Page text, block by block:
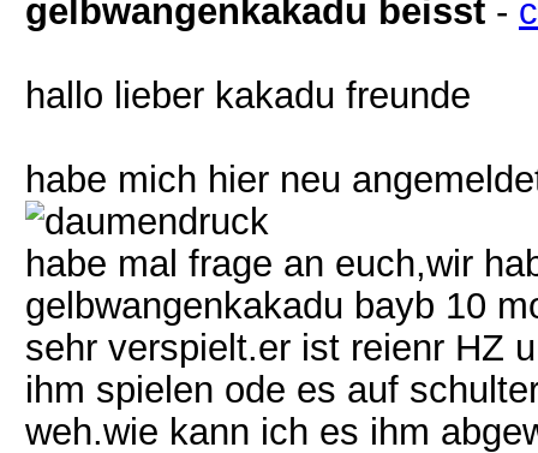
gelbwangenkakadu beisst -
hallo lieber kakadu freunde
habe mich hier neu
habe mal frage an euch,wir
gelbwangenkakadu bayb 10
sehr verspielt.er ist reienr HZ
ihm spielen ode es auf
weh.wie kann ich es ihm